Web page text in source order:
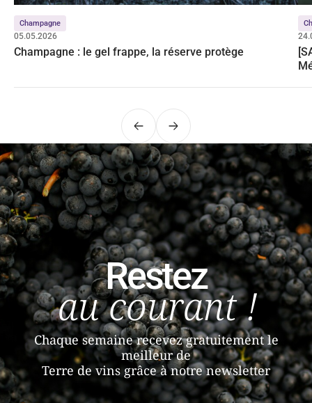
Champagne
05.05.2026
Champagne : le gel frappe, la réserve protège
PrécédentSuivant
Restez
au courant !
Chaque semaine recevez gratuitement le
meilleur de
Terre de vins grâce à notre newsletter